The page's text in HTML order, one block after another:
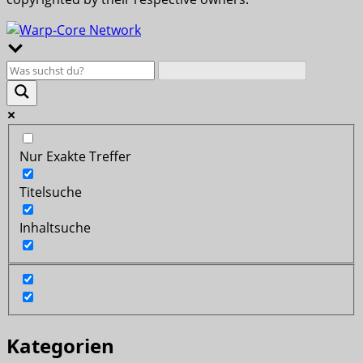
Nur Exakte Treffer
Titelsuche
Inhaltsuche
Kategorien